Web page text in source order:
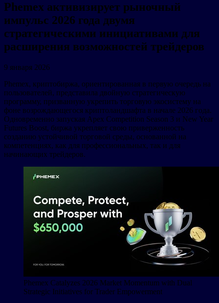
Phemex активизирует рыночный
импульс 2026 года двумя
стратегическими инициативами для
расширения возможностей трейдеров
9 января 2026
Phemex, криптобиржа, ориентированная в первую очередь на
пользователей, представила двойную стратегическую
программу, призванную укрепить торговую экосистему на
фоне возрождающегося криптоландшафта в начале 2026 года.
Одновременно запуская Apex Competition Season 3 и New Year
Futures Boost, биржа укрепляет свою приверженность
созданию устойчивой торговой среды, основанной на
компетенциях, как для профессиональных, так и для
начинающих трейдеров.
Phemex Catalyzes 2026 Market Momentum with Dual
Strategic Initiatives for Trader Empowerment